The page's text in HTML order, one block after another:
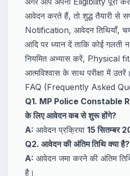
आवेदन करते हैं, तो शुद्ध तैयारी से
Notification, आवेदन तिथियाँ,
आदि पर ध्यान दें ताकि कोई गलती
नियमित अभ्यास करें, Physical
आत्मविश्वास के साथ परीक्षा में उतरें।
FAQ (Frequently Asked
Q1. MP Police Constable
के लिए आवेदन कब से शुरू होंगे?
A: आवेदन प्रक्रिया 15 सितम्बर
Q2. आवेदन की अंतिम तिथि क्या है?
A: आवेदन जमा करने की अंतिम
है।